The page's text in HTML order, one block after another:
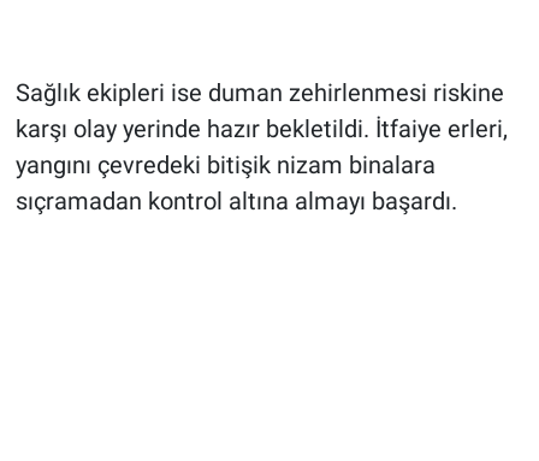
Sağlık ekipleri ise duman zehirlenmesi riskine
karşı olay yerinde hazır bekletildi. İtfaiye erleri,
yangını çevredeki bitişik nizam binalara
sıçramadan kontrol altına almayı başardı.